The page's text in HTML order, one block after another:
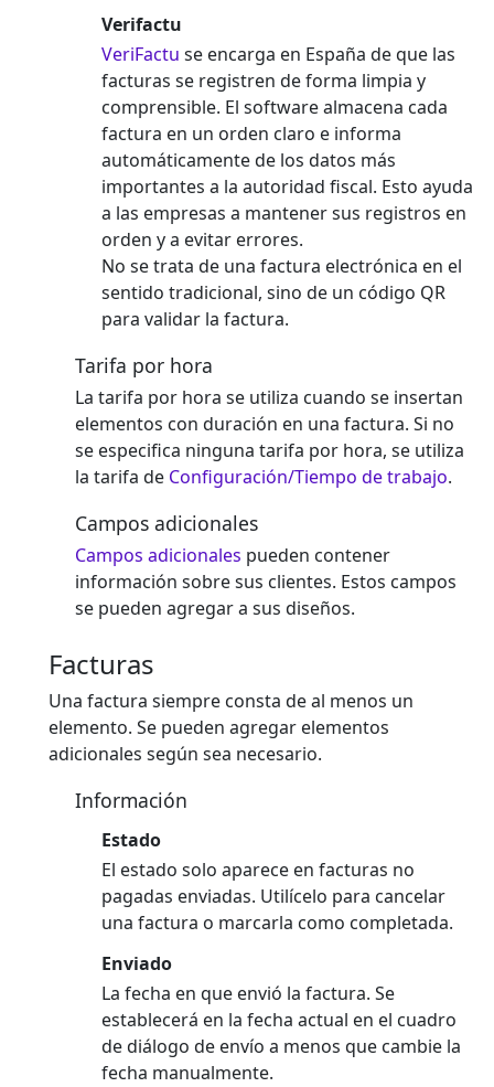
Verifactu
VeriFactu se encarga en España de que las
facturas se registren de forma limpia y
comprensible. El software almacena cada
factura en un orden claro e informa
automáticamente de los datos más
importantes a la autoridad fiscal. Esto ayuda
a las empresas a mantener sus registros en
orden y a evitar errores.
No se trata de una factura electrónica en el
sentido tradicional, sino de un código QR
para validar la factura.
Tarifa por hora
La tarifa por hora se utiliza cuando se insertan
elementos con duración en una factura. Si no
se especifica ninguna tarifa por hora, se utiliza
la tarifa de Configuración/Tiempo de trabajo.
Campos adicionales
Campos adicionales pueden contener
información sobre sus clientes. Estos campos
se pueden agregar a sus diseños.
Facturas
Una factura siempre consta de al menos un
elemento. Se pueden agregar elementos
adicionales según sea necesario.
Información
Estado
El estado solo aparece en facturas no
pagadas enviadas. Utilícelo para cancelar
una factura o marcarla como completada.
Enviado
La fecha en que envió la factura. Se
establecerá en la fecha actual en el cuadro
de diálogo de envío a menos que cambie la
fecha manualmente.